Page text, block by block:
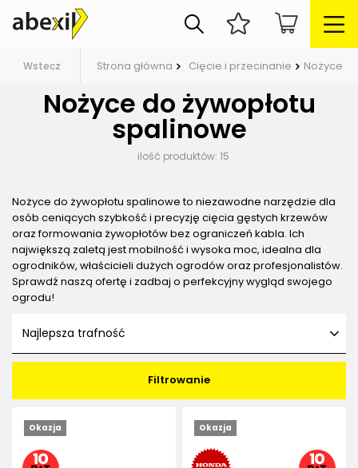
Wstecz Strona główna Cięcie i przecinanie Nożyce
Nożyce do żywopłotu
spalinowe
ilość produktów: 15
Nożyce do żywopłotu spalinowe to niezawodne narzędzie dla
osób ceniących szybkość i precyzję cięcia gęstych krzewów
oraz formowania żywopłotów bez ograniczeń kabla. Ich
największą zaletą jest mobilność i wysoka moc, idealna dla
ogrodników, właścicieli dużych ogrodów oraz profesjonalistów.
Sprawdź naszą ofertę i zadbaj o perfekcyjny wygląd swojego
ogrodu!
Najlepsza trafność
Filtrowanie
Okazja Okazja